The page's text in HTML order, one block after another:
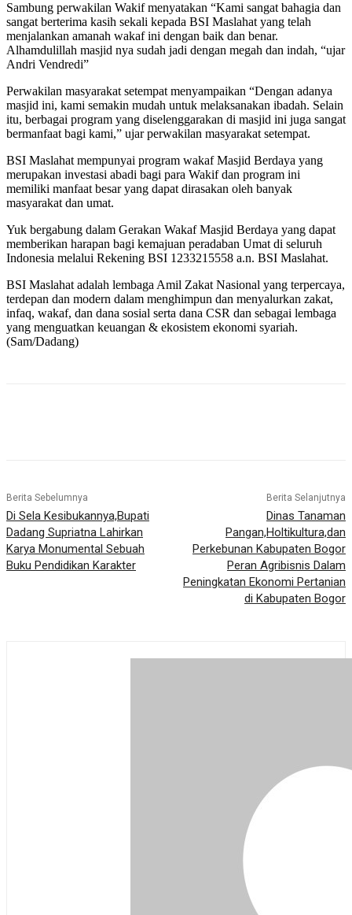
Sambung perwakilan Wakif menyatakan “Kami sangat bahagia dan
sangat berterima kasih sekali kepada BSI Maslahat yang telah
menjalankan amanah wakaf ini dengan baik dan benar.
Alhamdulillah masjid nya sudah jadi dengan megah dan indah, “ujar
Andri Vendredi”
Perwakilan masyarakat setempat menyampaikan “Dengan adanya
masjid ini, kami semakin mudah untuk melaksanakan ibadah. Selain
itu, berbagai program yang diselenggarakan di masjid ini juga sangat
bermanfaat bagi kami,” ujar perwakilan masyarakat setempat.
BSI Maslahat mempunyai program wakaf Masjid Berdaya yang
merupakan investasi abadi bagi para Wakif dan program ini
memiliki manfaat besar yang dapat dirasakan oleh banyak
masyarakat dan umat.
Yuk bergabung dalam Gerakan Wakaf Masjid Berdaya yang dapat
memberikan harapan bagi kemajuan peradaban Umat di seluruh
Indonesia melalui Rekening BSI 1233215558 a.n. BSI Maslahat.
BSI Maslahat adalah lembaga Amil Zakat Nasional yang terpercaya,
terdepan dan modern dalam menghimpun dan menyalurkan zakat,
infaq, wakaf, dan dana sosial serta dana CSR dan sebagai lembaga
yang menguatkan keuangan & ekosistem ekonomi syariah.
(Sam/Dadang)
Berita Sebelumnya
Di Sela Kesibukannya,Bupati
Dadang Supriatna Lahirkan
Karya Monumental Sebuah
Buku Pendidikan Karakter
Berita Selanjutnya
Dinas Tanaman
Pangan,Holtikultura,dan
Perkebunan Kabupaten Bogor
Peran Agribisnis Dalam
Peningkatan Ekonomi Pertanian
di Kabupaten Bogor